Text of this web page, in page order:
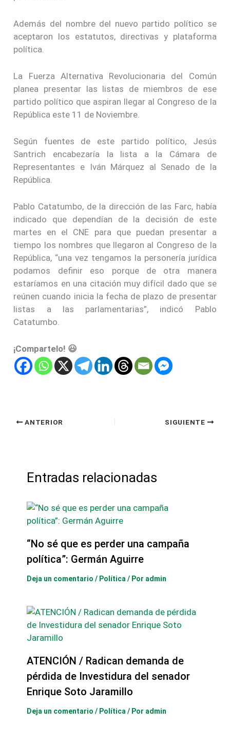
Además del nombre del nuevo partido político se
aceptaron los estatutos, directivas y plataforma
política.
La Fuerza Alternativa Revolucionaria del Común
planea presentar las listas de miembros de ese
partido político que aspiran llegar al Congreso de la
República este 11 de Noviembre.
Según fuentes de este partido político, Jesús
Santrich encabezaría la lista a la Cámara de
Representantes e Iván Márquez al Senado de la
República.
Pablo Catatumbo, de la dirección de las Farc, había
indicado que dependían de la decisión de este
martes en el CNE para que puedan presentar a
tiempo los nombres que llegaron al Congreso de la
República, “una vez tengamos la personería jurídica
podamos definir eso porque de otra manera
estaríamos en una citación muy difícil dado que se
reúnen cuando inicia la fecha de plazo de presentar
listas a las parlamentarias”, indicó Pablo
Catatumbo.
¡Compartelo! 😃
ANTERIOR SIGUIENTE
Entradas relacionadas
“No sé que es perder una campaña
política”: Germán Aguirre
Deja un comentario / Política / Por admin
ATENCIÓN / Radican demanda de
pérdida de Investidura del senador
Enrique Soto Jaramillo
Deja un comentario / Política / Por admin